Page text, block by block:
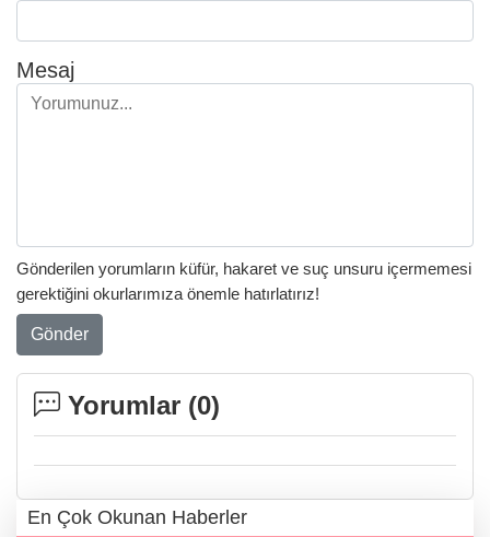
Mesaj
Gönderilen yorumların küfür, hakaret ve suç unsuru içermemesi
gerektiğini okurlarımıza önemle hatırlatırız!
Gönder
Yorumlar (0)
En Çok Okunan Haberler